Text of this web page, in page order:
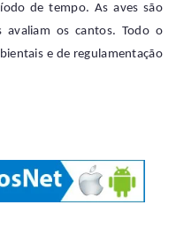
de tempo. As aves são
avaliam os cantos. Todo o
e de regulamentação